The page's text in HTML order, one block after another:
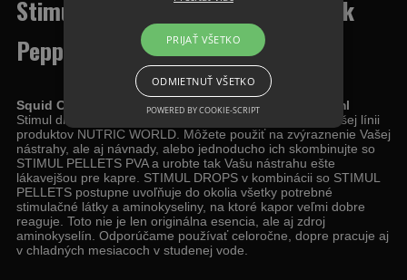
Stimul Drops Squid Octopus&Black
Pepper 30ml
Squid Octopus&Black Pepper - STIMUL DROPS - 30ml
Stimul drops boli vyvinuté tak, aby čo najlepšie ladili k našej línii
produktov NUTRIC WORLD. Môžete použiť na zvýraznenie Vašej
nástrahy, ale aj návnady, alebo jednoducho ich skombinujte so
STIMUL PELLETS PVA a urobte tak Vašu nástrahu ešte
lákavejšou pre kapre. STIMUL DROPS v kombinácii so STIMUL
PELLETS postupne uvoľňuje do okolia všetky potrebné
stimulačné látky a aminokyseliny, na ktoré kapor veľmi dobre
reaguje. Toto nie je len originálna esencia, ale aj zdroj
aminokyselín. Odporúčame používať celoročne, dopre pracuje aj
v chladných mesiacoch v studenej vode.
PRIJAŤ VŠETKO
ODMIETNUŤ VŠETKO
POWERED BY COOKIE-SCRIPT